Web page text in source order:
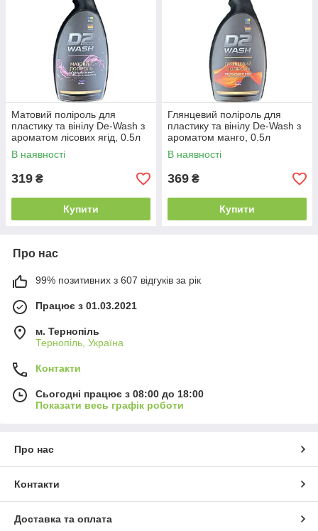
Матовий поліроль для
пластику та вінілу De-Wash з
ароматом лісових ягід, 0.5л
В наявності
319 ₴
Купити
Глянцевий поліроль для
пластику та вінілу De-Wash з
ароматом манго, 0.5л
В наявності
369 ₴
Купити
Про нас
99% позитивних з 607 відгуків за рік
Працює з 01.03.2021
м. Тернопіль
Тернопіль, Україна
Контакти
Сьогодні працює з 08:00 до 18:00
Показати весь графік роботи
Про нас
Контакти
Доставка та оплата